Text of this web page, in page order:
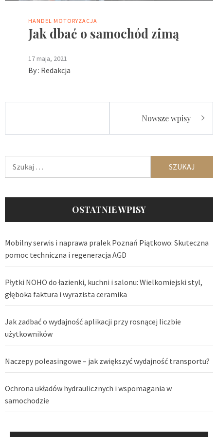
HANDEL MOTORYZACJA
Jak dbać o samochód zimą
17 maja, 2021
By : Redakcja
wpisach
Nowsze wpisy
OSTATNIE WPISY
Mobilny serwis i naprawa pralek Poznań Piątkowo: Skuteczna
pomoc techniczna i regeneracja AGD
Płytki NOHO do łazienki, kuchni i salonu: Wielkomiejski styl,
głęboka faktura i wyrazista ceramika
Jak zadbać o wydajność aplikacji przy rosnącej liczbie
użytkowników
Naczepy poleasingowe – jak zwiększyć wydajność transportu?
Ochrona układów hydraulicznych i wspomagania w
samochodzie